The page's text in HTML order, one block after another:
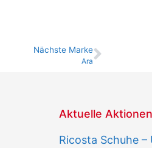
Nächste Marke
Ara
Aktuelle Aktionen
Ricosta Schuhe